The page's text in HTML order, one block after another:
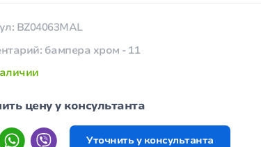
BZ04063MAL
бампера хром - 11
цену у консультанта
Уточнить у консультанта